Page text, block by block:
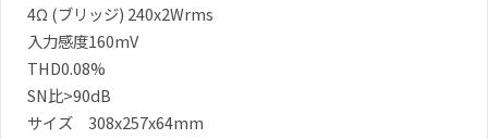
4Ω (ブリッジ) 240x2Wrms
入力感度160mV
THD0.08%
SN比>90dB
サイズ 308x257x64mm